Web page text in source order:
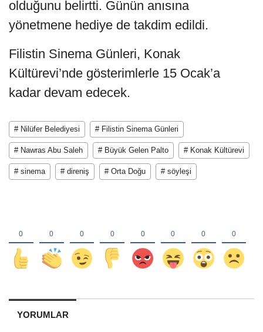
olduğunu belirtti. Günün anısına
yönetmene hediye de takdim edildi.
Filistin Sinema Günleri, Konak
Kültürevi’nde gösterimlerle 15 Ocak’a
kadar devam edecek.
# Nilüfer Belediyesi # Filistin Sinema Günleri
# Nawras Abu Saleh # Büyük Gelen Palto # Konak Kültürevi
# sinema # direniş # Orta Doğu # söyleşi
YORUMLAR